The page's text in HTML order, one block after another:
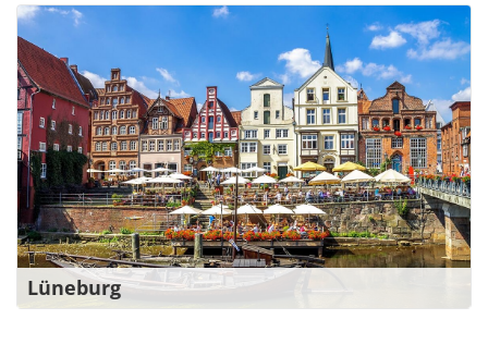
Lüneburg
Ihr Kontakt für die Region Lüneburg
Lessingstraße 1
21335 Lüneburg
04131 40946-0
lueneburg@bw-verdi.de
Zu den Ansprechpartner*innen